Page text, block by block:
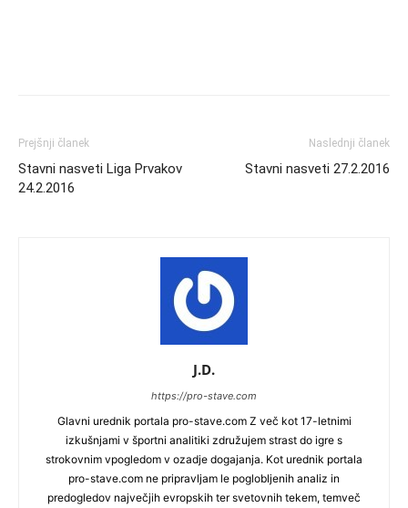
Prejšnji članek
Stavni nasveti Liga Prvakov
24.2.2016
Naslednji članek
Stavni nasveti 27.2.2016
J.D.
https://pro-stave.com
Glavni urednik portala pro-stave.com Z več kot 17-letnimi
izkušnjami v športni analitiki združujem strast do igre s
strokovnim vpogledom v ozadje dogajanja. Kot urednik portala
pro-stave.com ne pripravljam le poglobljenih analiz in
predogledov največjih evropskih ter svetovnih tekem, temveč